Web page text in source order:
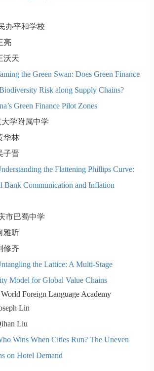
办平和学校
亮
沃天
the Green Swan: Does Green Finance
Risk along Supply Chains?
Green Finance Pilot Zones
学附属中学
华林
子晋
the Flattening Phillips Curve:
Bank Communication and Inflation
市巴蜀中学
雅昕
修齐
the Lattice: A Multi‑Stage
Model for Global Value Chains
World Foreign Language Academy
Lin
Liu
Wins When Cities Run? The Uneven
on Hotel Demand